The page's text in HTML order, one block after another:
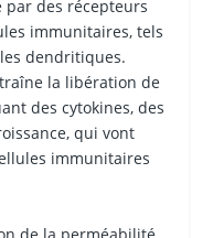
par des récepteurs
immunitaires, tels
dendritiques.
la libération de
des cytokines, des
qui vont
immunitaires